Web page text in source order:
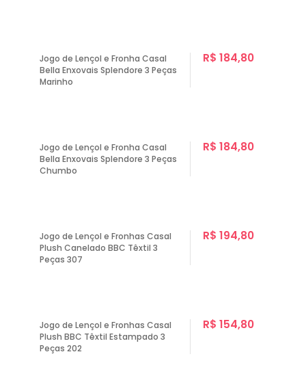
Jogo de Lençol e Fronha Casal
Bella Enxovais Splendore 3 Peças
Marinho
R$ 184,80
Jogo de Lençol e Fronha Casal
Bella Enxovais Splendore 3 Peças
Chumbo
R$ 184,80
Jogo de Lençol e Fronhas Casal
Plush Canelado BBC Têxtil 3
Peças 307
R$ 194,80
Jogo de Lençol e Fronhas Casal
Plush BBC Têxtil Estampado 3
Peças 202
R$ 154,80